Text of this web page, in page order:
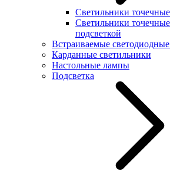
Светильники
Светильники
подсветкой
Встраиваемые
Карданные светильники
Настольные лампы
Подсветка